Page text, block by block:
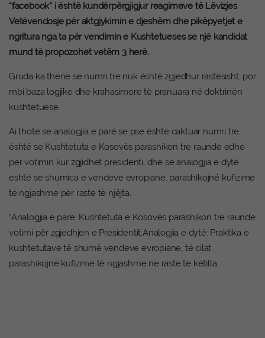
“facebook” i është kundërpërgjigjur reagimeve të Lëvizjes
Vetëvendosje për aktgjykimin e djeshëm dhe pikëpyetjet e
ngritura nga ta për vendimin e Kushtetueses se një kandidat
mund të propozohet vetëm 3 herë.
Gruda ka thënë se numri tre nuk është zgjedhur rastësisht, por
mbi baza logjike dhe krahasimore të pranuara në doktrinën
kushtetuese.
Ai thotë se analogjia e parë se pse është caktuar numri tre,
është se Kushtetuta e Kosovës parashikon tre raunde edhe
për votimin kur zgjidhet presidenti, dhe se analogjia e dytë
është se shumica e vendeve evropiane, parashikojnë kufizime
të ngjashme për raste të njëjta.
“Analogjia e parë: Kushtetuta e Kosovës parashikon tre raunde
votimi për zgjedhjen e Presidentit.Analogjia e dytë: Praktika e
kushtetutave të shumë vendeve evropiane, të cilat
parashikojnë kufizime të ngjashme në raste të këtilla.